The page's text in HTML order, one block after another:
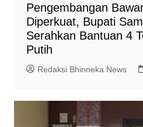
Pengembangan
Diperkuat, Bupati
Serahkan Bantuan 4
Putih
Redaksi Bhinneka News